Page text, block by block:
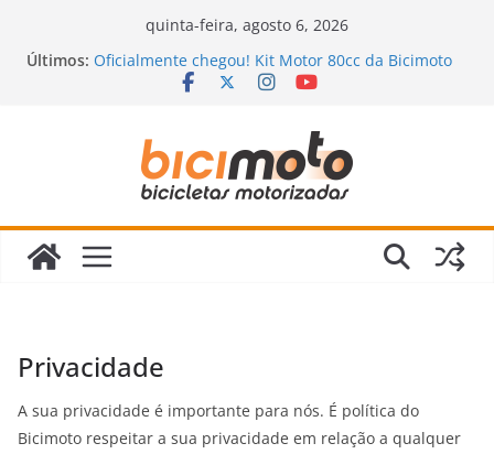
quinta-feira, agosto 6, 2026
Últimos: Oficialmente chegou! Kit Motor 80cc da Bicimoto
Bicimoto na Chuva? Dicas para andar com
segurança
Bicicleta Motorizada: Vale a Pena Mesmo?
Revisão da Bicicleta Motorizada 2 Tempos:
Quando Fazer e Quais Itens Verificar?
Privacidade
A sua privacidade é importante para nós. É política do
Bicimoto respeitar a sua privacidade em relação a qualquer